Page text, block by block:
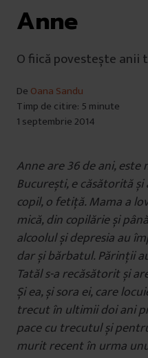
Anne
O fiică povestește anii
De Oana Sandu
Timp de citire: 5 minute
1 septembrie 2014
Anne are 36 de ani,
București, e căsătorită
copil, o fetiță. Mama a
mică, din copilărie și
alcoolul și depresia au
dar și bărbatul. Părinții
Tatăl s-a recăsătorit și
Și ea, și sora ei, care
trecut în ultimii doi ani
pace cu trecutul și
murit recent în urma